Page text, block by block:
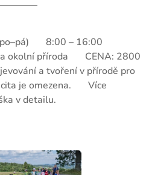
⏰ 8:00 – 16:00 📍
okolní příroda 💰 CENA: 2800
a tvoření v přírodě pro
je omezena. 👉 Více
v detailu.